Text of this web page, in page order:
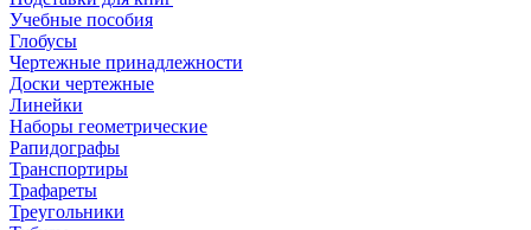
Учебные пособия
Глобусы
Чертежные принадлежности
Доски чертежные
Линейки
Наборы геометрические
Рапидографы
Транспортиры
Трафареты
Треугольники